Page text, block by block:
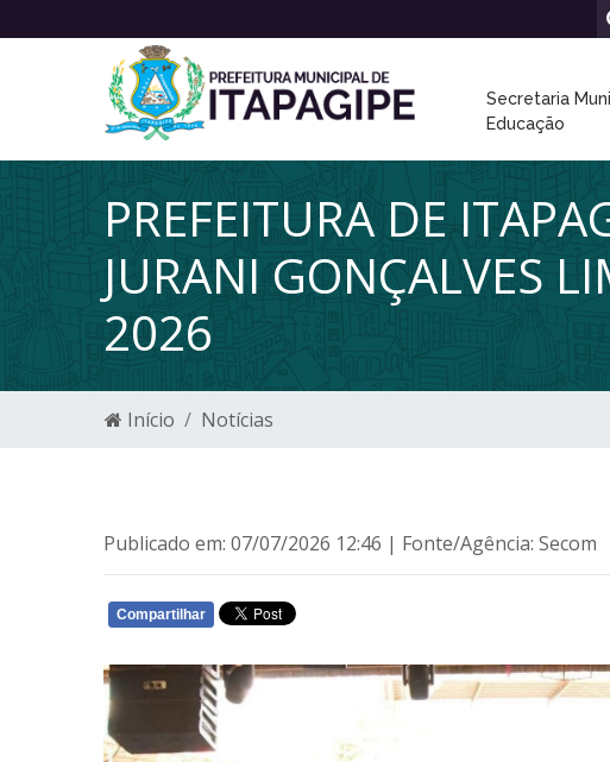
Secretaria
Educação
PREFEITURA DE
JURANI GONÇALVES
2026
Início Notícias
Publicado em: 07/07/2026 12:46 | Fonte/Agência: Secom
Compartilhar